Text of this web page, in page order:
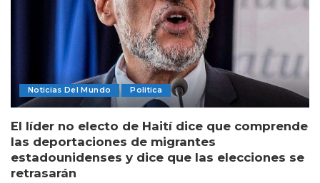
Noticias Del Mundo Politica
El líder no electo de Haití dice que comprende
las deportaciones de migrantes
estadounidenses y dice que las elecciones se
retrasarán